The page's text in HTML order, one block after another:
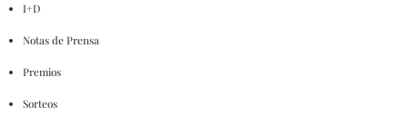
I+D
Notas de Prensa
Premios
Sorteos